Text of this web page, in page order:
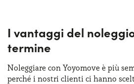
Cambio: Manuale
Trazione:
Posti auto: 4
Sistema di frenata
Start&Stop
Altezza: 155 cm
Bagagliaio (max):
Bagagliaio (min): 225 lt
I vantaggi del
termine
Noleggiare con Yoyomove è più
perché i nostri clienti ci hanno